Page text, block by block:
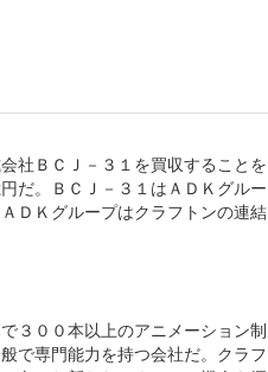
社ＢＣＪ－３１を買収することを
だ。ＢＣＪ－３１はＡＤＫグルー
ＤＫグループはクラフトンの連結
３００本以上のアニメーション制
で専門能力を持つ会社だ。クラフ